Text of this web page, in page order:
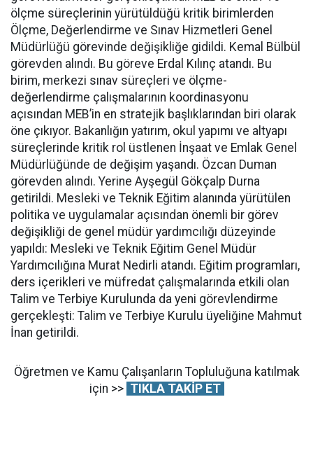
ölçme süreçlerinin yürütüldüğü kritik birimlerden
Ölçme, Değerlendirme ve Sınav Hizmetleri Genel
Müdürlüğü görevinde değişikliğe gidildi. Kemal Bülbül
görevden alındı. Bu göreve Erdal Kılınç atandı. Bu
birim, merkezi sınav süreçleri ve ölçme-
değerlendirme çalışmalarının koordinasyonu
açısından MEB’in en stratejik başlıklarından biri olarak
öne çıkıyor. Bakanlığın yatırım, okul yapımı ve altyapı
süreçlerinde kritik rol üstlenen İnşaat ve Emlak Genel
Müdürlüğünde de değişim yaşandı. Özcan Duman
görevden alındı. Yerine Ayşegül Gökçalp Durna
getirildi. Mesleki ve Teknik Eğitim alanında yürütülen
politika ve uygulamalar açısından önemli bir görev
değişikliği de genel müdür yardımcılığı düzeyinde
yapıldı: Mesleki ve Teknik Eğitim Genel Müdür
Yardımcılığına Murat Nedirli atandı. Eğitim programları,
ders içerikleri ve müfredat çalışmalarında etkili olan
Talim ve Terbiye Kurulunda da yeni görevlendirme
gerçekleşti: Talim ve Terbiye Kurulu üyeliğine Mahmut
İnan getirildi.
Öğretmen ve Kamu Çalışanların Topluluğuna katılmak
için >> TIKLA TAKİP ET